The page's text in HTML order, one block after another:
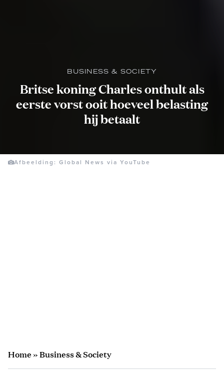
BUSINESS & SOCIETY
Britse koning Charles onthult als
eerste vorst ooit hoeveel belasting
hij betaalt
Afbeelding: Global News via YouTube
Home»Business & Society